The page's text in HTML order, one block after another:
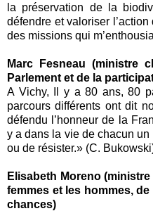
la préservation de la
défendre et valoriser
des missions qui
Marc Fesneau (ministre
Parlement et de la
A Vichy, Il y a 80 ans, 80
parcours différents ont dit
défendu l’honneur de la
y a dans la vie de chacun
ou de résister.» (C.
Elisabeth Moreno
femmes et les hommes,
chances)